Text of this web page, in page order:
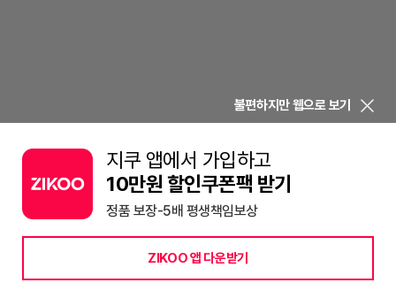
불편하지만 웹으로 보기
지쿠 앱에서 가입하고
10만원 할인쿠폰팩 받기
정품 보장-5배 평생책임보상
ZIKOO 앱 다운받기